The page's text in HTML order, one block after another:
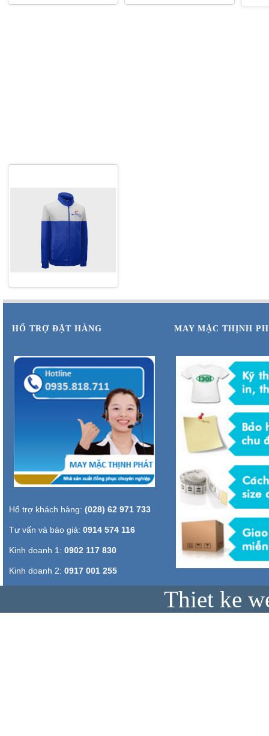
ĐỒNG PHỤC
HỔ TRỢ ĐẶT HÀNG
Hổ trợ khách hàng: (028) 62 971 733
Tư vấn và báo giá: 0914 574 116
Kinh doanh 1: 0902 117 830
Kinh doanh 2: 0917 001 255
MAY MẶC THỊNH
Thiet ke